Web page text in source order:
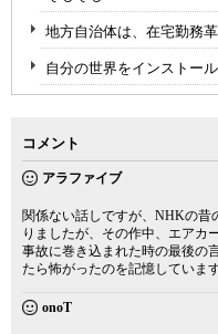
地方自治体は、在宅勤務
自分の世界をインストー
コメント
アラファイブ
関係ない話しですが、NHKの昔
りましたが、その作中、エアカ
事故に巻き込まれた時の最後の
たら怖がったのを記憶しています
onoT